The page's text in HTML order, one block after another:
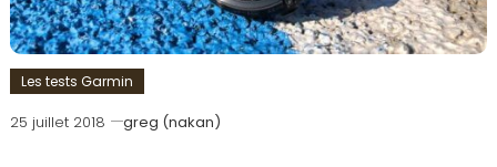
Les tests Garmin
25 juillet 2018 greg (nakan)